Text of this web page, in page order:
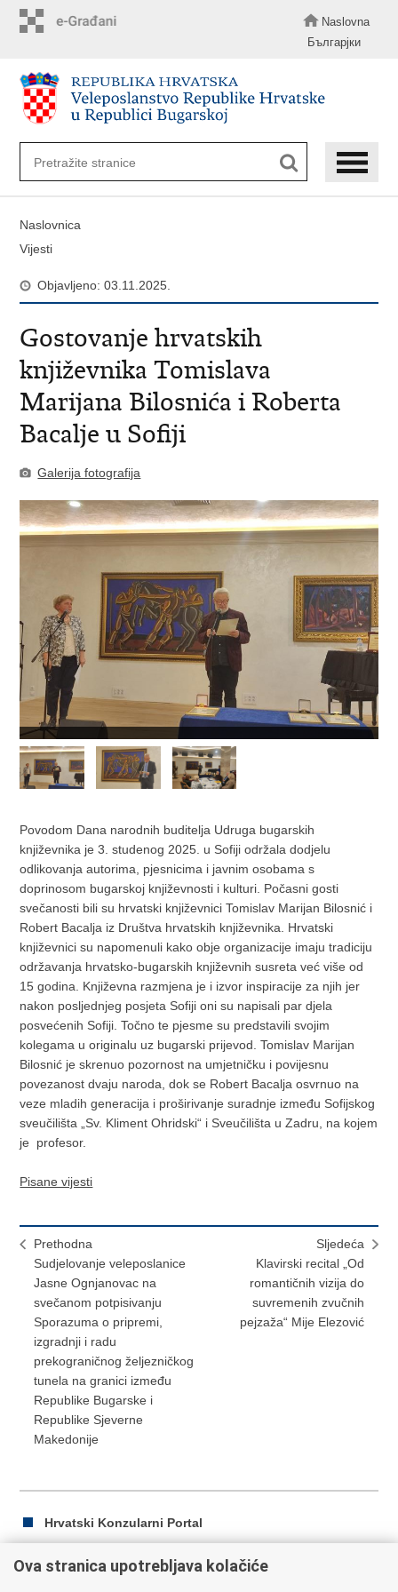
Naslovna
Българјки
Naslovnica
Vijesti
Objavljeno: 03.11.2025.
​Gostovanje hrvatskih
književnika Tomislava
Marijana Bilosnića i Roberta
Bacalje u Sofiji
Galerija fotografija
Povodom Dana narodnih buditelja Udruga bugarskih
književnika je 3. studenog 2025. u Sofiji održala dodjelu
odlikovanja autorima, pjesnicima i javnim osobama s
doprinosom bugarskoj književnosti i kulturi. Počasni gosti
svečanosti bili su hrvatski književnici Tomislav Marijan Bilosnić i
Robert Bacalja iz Društva hrvatskih književnika. Hrvatski
književnici su napomenuli kako obje organizacije imaju tradiciju
održavanja hrvatsko-bugarskih književnih susreta već više od
15 godina. Književna razmjena je i izvor inspiracije za njih jer
nakon posljednjeg posjeta Sofiji oni su napisali par djela
posvećenih Sofiji. Točno te pjesme su predstavili svojim
kolegama u originalu uz bugarski prijevod. Tomislav Marijan
Bilosnić je skrenuo pozornost na umjetničku i povijesnu
povezanost dvaju naroda, dok se Robert Bacalja osvrnuo na
veze mladih generacija i proširivanje suradnje između Sofijskog
sveučilišta „Sv. Kliment Ohridski“ i Sveučilišta u Zadru, na kojem
je profesor.
Pisane vijesti
Prethodna
Sudjelovanje veleposlanice
Jasne Ognjanovac na
svečanom potpisivanju
Sporazuma o pripremi,
izgradnji i radu
prekograničnog željezničkog
tunela na granici između
Republike Bugarske i
Republike Sjeverne
Makedonije
Sljedeća
Klavirski recital „Od
romantičnih vizija do
suvremenih zvučnih
pejzaža“ Mije Elezović
Hrvatski Konzularni Portal
Ova stranica upotrebljava kolačiće